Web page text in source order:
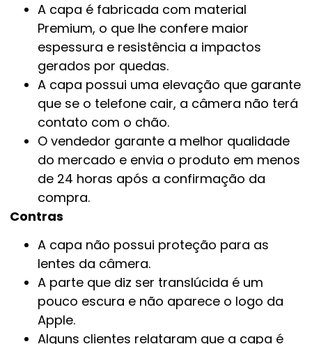
A capa é fabricada com material
Premium, o que lhe confere maior
espessura e resistência a impactos
gerados por quedas.
A capa possui uma elevação que garante
que se o telefone cair, a câmera não terá
contato com o chão.
O vendedor garante a melhor qualidade
do mercado e envia o produto em menos
de 24 horas após a confirmação da
compra.
Contras
A capa não possui proteção para as
lentes da câmera.
A parte que diz ser translúcida é um
pouco escura e não aparece o logo da
Apple.
Alguns clientes relataram que a capa é